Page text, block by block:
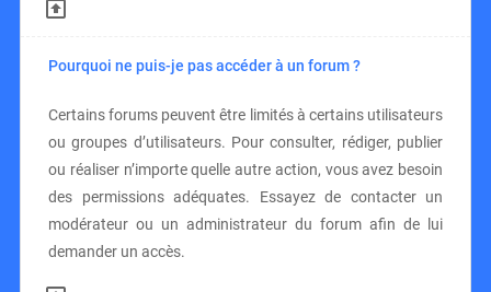
Pourquoi ne puis-je pas accéder à un forum ?
Certains forums peuvent être limités à certains utilisateurs
ou groupes d’utilisateurs. Pour consulter, rédiger, publier
ou réaliser n’importe quelle autre action, vous avez besoin
des permissions adéquates. Essayez de contacter un
modérateur ou un administrateur du forum afin de lui
demander un accès.